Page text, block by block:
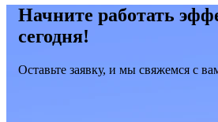
Начните работать
сегодня!
Оставьте заявку, и мы свяжемся с